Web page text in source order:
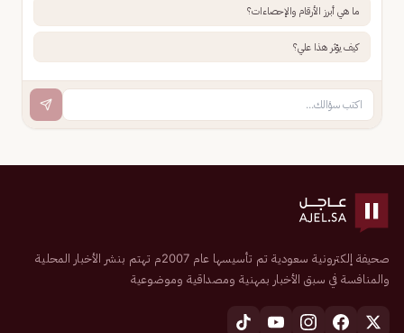
ما هي أبرز الأرقام والإحصاءات؟
كيف يؤثر هذا علي؟
صحيفة إلكترونية سعودية تم تأسيسها عام 2007م تهتم بنشر الأخبار المحلية
والمنافسة في سبق الأخبار بمهنية ومصداقية وموضوعية